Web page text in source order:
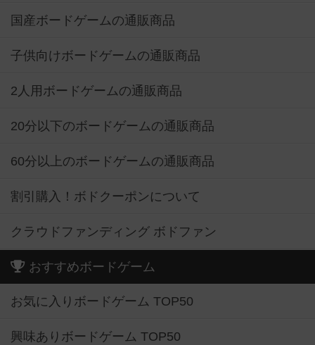
国産ボードゲームの通販商品
子供向けボードゲームの通販商品
2人用ボードゲームの通販商品
20分以下のボードゲームの通販商品
60分以上のボードゲームの通販商品
割引購入！ボドクーポンについて
クラウドファンディング ボドファン
おすすめボードゲーム
お気に入りボードゲーム TOP50
興味ありボードゲーム TOP50